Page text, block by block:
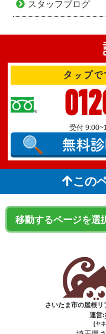
スタッフブログ
タップ
受付
無料
この
さいたま市の屋根
運営:
[ヤ